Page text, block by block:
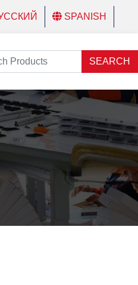
SPANISH
SEARCH